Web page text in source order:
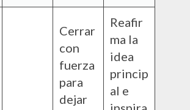
Cerrar
con
fuerza
para
dejar
Reafir
ma la
idea
princip
al e